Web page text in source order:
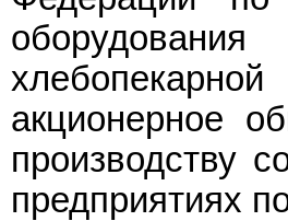
акционерное
производству
предприятиях